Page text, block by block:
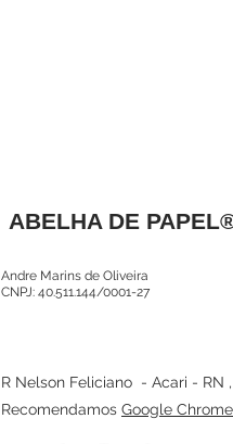
ABELHA DE
Andre Marins de Oliveira
CNPJ: 40.511.144/0001-27
R Nelson Feliciano - Acari -
Recomendamos Google Chrome